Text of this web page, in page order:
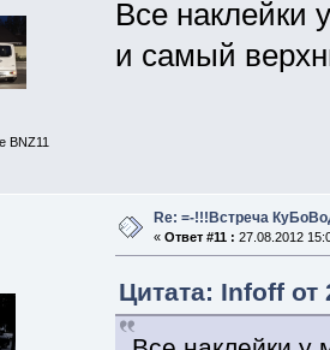
BNZ11
Все наклейки
и самый
Re: =-!!!Встреча
« Ответ #11 : 27.08.2012
Цитата: Infoff от